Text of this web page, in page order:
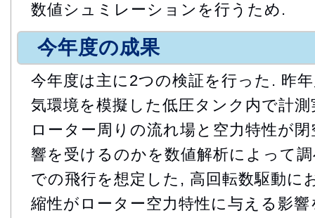
数値シュミレーションを行うため.
今年度の成果
今年度は主に2つの検証を行った. 昨
気環境を模擬した低圧タンク内で計
ローター周りの流れ場と空力特性が
響を受けるのかを数値解析によって
での飛行を想定した, 高回転数駆動に
縮性がローター空力特性に与える影